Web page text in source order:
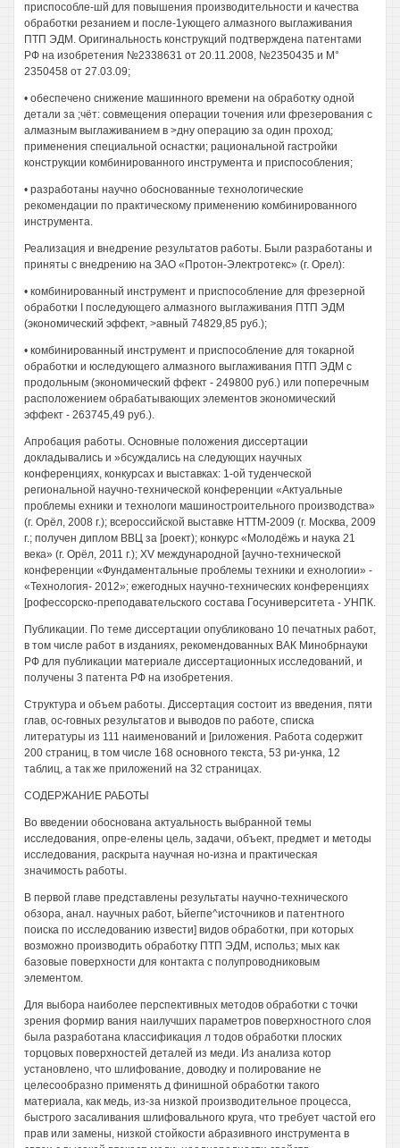
приспособле-шй для повышения производительности и качества
обработки резанием и после-1ующего алмазного выглаживания
ПТП ЭДМ. Оригинальность конструкций подтверждена патентами
РФ на изобретения №2338631 от 20.11.2008, №2350435 и М°
2350458 от 27.03.09;
• обеспечено снижение машинного времени на обработку одной
детали за ;чёт: совмещения операции точения или фрезерования с
алмазным выглаживанием в >дну операцию за один проход;
применения специальной оснастки; рациональной гастройки
конструкции комбинированного инструмента и приспособления;
• разработаны научно обоснованные технологические
рекомендации по практическому применению комбинированного
инструмента.
Реализация и внедрение результатов работы. Были разработаны и
приняты с внедрению на ЗАО «Протон-Электротекс» (г. Орел):
• комбинированный инструмент и приспособление для фрезерной
обработки I последующего алмазного выглаживания ПТП ЭДМ
(экономический эффект, >авный 74829,85 руб.);
• комбинированный инструмент и приспособление для токарной
обработки и юследующего алмазного выглаживания ПТП ЭДМ с
продольным (экономический ффект - 249800 руб.) или поперечным
расположением обрабатывающих элементов экономический
эффект - 263745,49 руб.).
Апробация работы. Основные положения диссертации
докладывались и »бсуждались на следующих научных
конференциях, конкурсах и выставках: 1-ой туденческой
региональной научно-технической конференции «Актуальные
проблемы ехники и технологи машиностроительного производства»
(г. Орёл, 2008 г.); всероссийской выставке НТТМ-2009 (г. Москва, 2009
г.; получен диплом ВВЦ за [роект); конкурс «Молодёжь и наука 21
века» (г. Орёл, 2011 г.); XV международной [аучно-технической
конференции «Фундаментальные проблемы техники и ехнологии» -
«Технология- 2012»; ежегодных научно-технических конференциях
[рофессорско-преподавательского состава Госуниверситета - УНПК.
Публикации. По теме диссертации опубликовано 10 печатных работ,
в том числе работ в изданиях, рекомендованных ВАК Минобрнауки
РФ для публикации материале диссертационных исследований, и
получены 3 патента РФ на изобретения.
Структура и объем работы. Диссертация состоит из введения, пяти
глав, ос-говных результатов и выводов по работе, списка
литературы из 111 наименований и [риложения. Работа содержит
200 страниц, в том числе 168 основного текста, 53 ри-унка, 12
таблиц, а так же приложений на 32 страницах.
СОДЕРЖАНИЕ РАБОТЫ
Во введении обоснована актуальность выбранной темы
исследования, опре-елены цель, задачи, объект, предмет и методы
исследования, раскрыта научная но-изна и практическая
значимость работы.
В первой главе представлены результаты научно-технического
обзора, анал. научных работ, Ьйегпе^источников и патентного
поиска по исследованию извести] видов обработки, при которых
возможно производить обработку ПТП ЭДМ, использ; мых как
базовые поверхности для контакта с полупроводниковым
элементом.
Для выбора наиболее перспективных методов обработки с точки
зрения формир вания наилучших параметров поверхностного слоя
была разработана классификация л тодов обработки плоских
торцовых поверхностей деталей из меди. Из анализа котор
установлено, что шлифование, доводку и полирование не
целесообразно применять д финишной обработки такого
материала, как медь, из-за низкой производительное процесса,
быстрого засаливания шлифовального круга, что требует частой его
прав или замены, низкой стойкости абразивного инструмента в